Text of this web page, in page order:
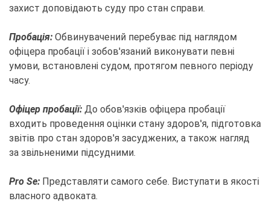
захист доповідають суду про стан справи.
Пробація: Обвинувачений перебуває під наглядом
офіцера пробації і зобов'язаний виконувати певні
умови, встановлені судом, протягом певного періоду
часу.
Офіцер пробації: До обов'язків офіцера пробації
входить проведення оцінки стану здоров'я, підготовка
звітів про стан здоров'я засуджених, а також нагляд
за звільненими підсудними.
Pro Se: Представляти самого себе. Виступати в якості
власного адвоката.